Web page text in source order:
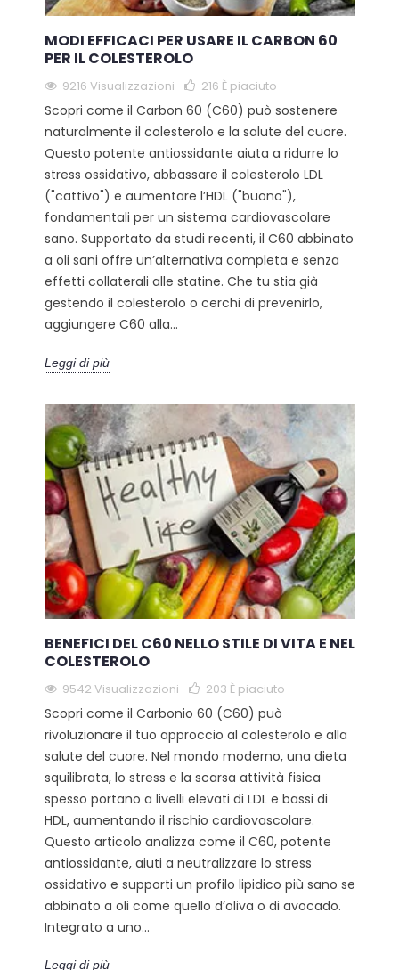
MODI EFFICACI PER USARE IL CARBON 60
PER IL COLESTEROLO
9216 Visualizzazioni 216 È piaciuto
Scopri come il Carbon 60 (C60) può sostenere
naturalmente il colesterolo e la salute del cuore.
Questo potente antiossidante aiuta a ridurre lo
stress ossidativo, abbassare il colesterolo LDL
("cattivo") e aumentare l’HDL ("buono"),
fondamentali per un sistema cardiovascolare
sano. Supportato da studi recenti, il C60 abbinato
a oli sani offre un’alternativa completa e senza
effetti collaterali alle statine. Che tu stia già
gestendo il colesterolo o cerchi di prevenirlo,
aggiungere C60 alla...
Leggi di più
BENEFICI DEL C60 NELLO STILE DI VITA E NEL
COLESTEROLO
9542 Visualizzazioni 203 È piaciuto
Scopri come il Carbonio 60 (C60) può
rivoluzionare il tuo approccio al colesterolo e alla
salute del cuore. Nel mondo moderno, una dieta
squilibrata, lo stress e la scarsa attività fisica
spesso portano a livelli elevati di LDL e bassi di
HDL, aumentando il rischio cardiovascolare.
Questo articolo analizza come il C60, potente
antiossidante, aiuti a neutralizzare lo stress
ossidativo e supporti un profilo lipidico più sano se
abbinato a oli come quello d’oliva o di avocado.
Integrato a uno...
Leggi di più